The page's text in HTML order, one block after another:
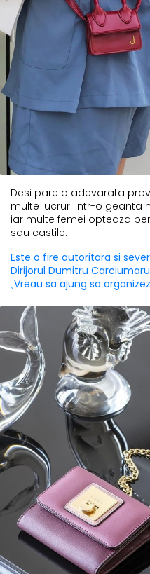
Desi pare o adevarata
multe lucruri intr-o geanta
iar multe femei opteaza
sau castile.
Este o fire autoritara si
Dirijorul Dumitru
„Vreau sa ajung sa